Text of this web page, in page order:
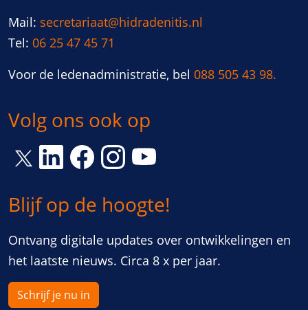
Mail: secretariaat@hidradenitis.nl
Tel: 06 25 47 45 71
Voor de ledenadministratie, bel 088 505 43 98.
Volg ons ook op
Link opent een nieuw venster
Link opent een nieuw venster
Link opent een nieuw venster
Link opent een nieuw venster
Link opent een nieuw
Blijf op de hoogte!
Ontvang digitale updates over ontwikkelingen en
het laatste nieuws. Circa 8 x per jaar.
Schrijf je nu in